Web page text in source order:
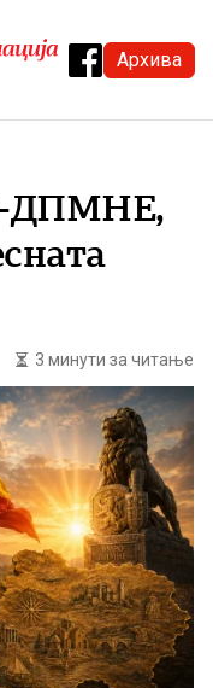
Архива
ДПМНЕ,
3 минути за читање